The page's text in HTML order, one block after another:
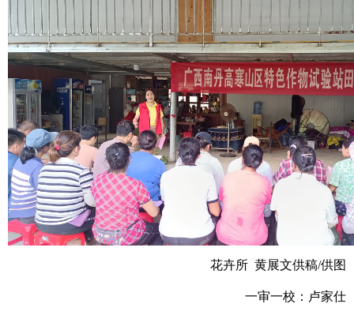
花卉所 黄展文供稿/供图
一审一校：卢家仕